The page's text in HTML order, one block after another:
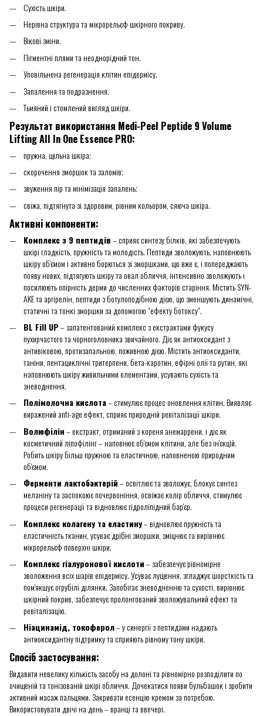
Сухість шкіри.
Нерівна структура та мікрорельєф шкірного покриву.
Вікові зміни.
Пігментні плями та неоднорідний тон.
Уповільнена регенерація клітин епідермісу.
Запалення та подразнення.
Тьмяний і стомлений вигляд шкіри.
Результат використання Medi-Peel Peptide 9 Volume
Lifting All In One Essence PRO:
пружна, щільна шкіра;
скорочення зморшок та заломів;
звуження пір та мінімізація запалень;
свіжа, підтягнута зі здоровим, рівним кольором, сяюча шкіра.
Активні компоненти:
Комплекс з 9 пептидів– сприяє синтезу білків, які забезпечують
шкірі гладкість, пружність та молодість. Пептиди зволожують, наповнюють
шкіру об'ємом і активно борються зі зморшками, що вже є, і попереджають
появу нових, підтягують шкіру та овал обличчя, інтенсивно зволожують і
посилюють опірність дерми до численних факторів старіння. Містить SYN-
AKE та аргірелін, пептиди з ботулоподібною дією, що зменшують динамічні,
статичні та тонкі зморшки за допомогою "ефекту ботоксу".
BL Fill UP– запатентований комплекс з екстрактами фукусу
пухирчастого та чорноголовника звичайного. Діє як антиоксидант з
антивіковою, протизапальною, поживною дією. Містить антиоксиданти,
таніни, пентациклічні тритерпени, бета-каротин, ефірні олії та рутин, які
наповнюють шкіру живильними елементами, усувають сухість та
зневоднення.
Полімолочна кислота– стимулює процес оновлення клітин. Виявляє
виражений anti-age ефект, сприяє природній ревіталізації шкіри.
Волюфілін– екстракт, отриманий з кореня анемаррени, і діє як
косметичний ліпофілінг – наповнює об'ємом клітини, але без ін'єкцій.
Робить шкіру більш пружною та еластичною, наповненою природним
об'ємом.
Ферменти лактобактерій– освітлює та зволожує, блокує синтез
меланіну та заспокоює почервоніння, освіжає колір обличчя, стимулює
процеси регенерації та відновлює гідроліпідний бар'єр.
Комплекс колагену та еластину– відновлює пружність та
еластичність тканин, усуває дрібні зморшки, зміцнює та вирівнює
мікрорельєф поверхні шкіри.
Комплекс гіалуронової кислоти– забезпечує рівномірне
зволоження всіх шарів епідермісу. Усуває лущення, згладжує шорсткість та
пом'якшує огрубілі ділянки. Запобігає зневодненню та сухості, вирівнює
шкірний покрив, забезпечує пролонгований зволожувальний ефект та
ревіталізацію.
Ніацинамід, токоферол– у синергії з пептидами надають
антиоксидантну підтримку та сприяють рівному тону шкіри.
Спосіб застосування:
Видавити невелику кількість засобу на долоні та рівномірно розподілити по
очищеній та тонізованій шкірі обличчя. Дочекатися появи бульбашок і зробити
активний масаж пальцями. Закривати есенцію кремом за потребою.
Використовувати двічі на день – вранці та ввечері.